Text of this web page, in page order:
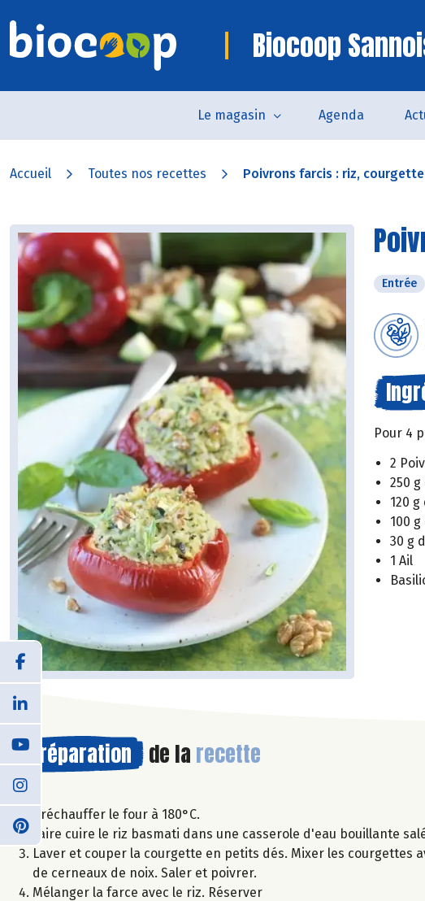
Biocoop
Le magasin Agenda
Accueil Toutes nos recettes Poivrons farcis : riz,
Entrée
Pour 4
2
250
120
100
30 g
1 Ail
Préparation de la recette
Préchauffer le four à 180°C.
Faire cuire le riz basmati dans une casserole d'eau bouillante
Laver et couper la courgette en petits dés. Mixer les courgettes
de cerneaux de noix. Saler et poivrer.
Mélanger la farce avec le riz. Réserver